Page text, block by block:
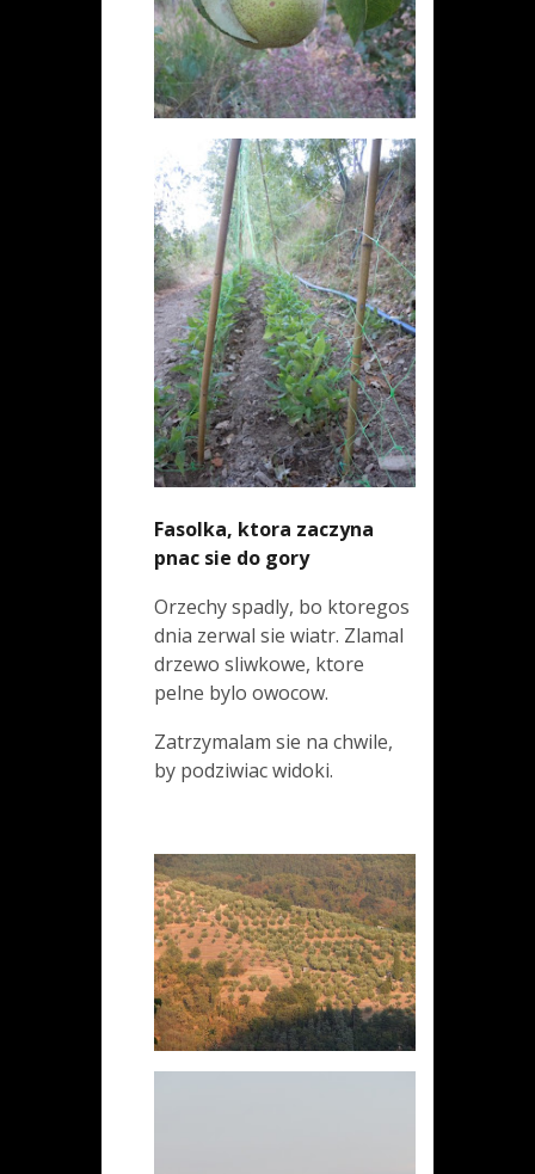
Fasolka, ktora zaczyna
pnac sie do gory
Orzechy spadly, bo ktoregos
dnia zerwal sie wiatr. Zlamal
drzewo sliwkowe, ktore
pelne bylo owocow.
Zatrzymalam sie na chwile,
by podziwiac widoki.